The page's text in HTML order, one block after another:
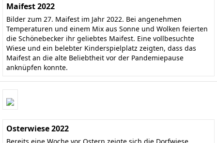
Maifest 2022
Bilder zum 27. Maifest im Jahr 2022. Bei angenehmen
Temperaturen und einem Mix aus Sonne und Wolken feierten
die Schönebecker ihr geliebtes Maifest. Eine vollbesuchte
Wiese und ein belebter Kinderspielplatz zeigten, dass das
Maifest an die alte Beliebtheit vor der Pandemiepause
anknüpfen konnte.
Osterwiese 2022